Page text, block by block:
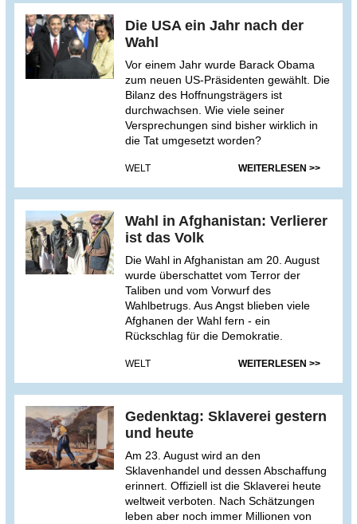
Die USA ein Jahr nach der
Wahl
Vor einem Jahr wurde Barack Obama
zum neuen US-Präsidenten gewählt. Die
Bilanz des Hoffnungsträgers ist
durchwachsen. Wie viele seiner
Versprechungen sind bisher wirklich in
die Tat umgesetzt worden?
WELT WEITERLESEN >>
Wahl in Afghanistan: Verlierer
ist das Volk
Die Wahl in Afghanistan am 20. August
wurde überschattet vom Terror der
Taliben und vom Vorwurf des
Wahlbetrugs. Aus Angst blieben viele
Afghanen der Wahl fern - ein
Rückschlag für die Demokratie.
WELT WEITERLESEN >>
Gedenktag: Sklaverei gestern
und heute
Am 23. August wird an den
Sklavenhandel und dessen Abschaffung
erinnert. Offiziell ist die Sklaverei heute
weltweit verboten. Nach Schätzungen
leben aber noch immer Millionen von